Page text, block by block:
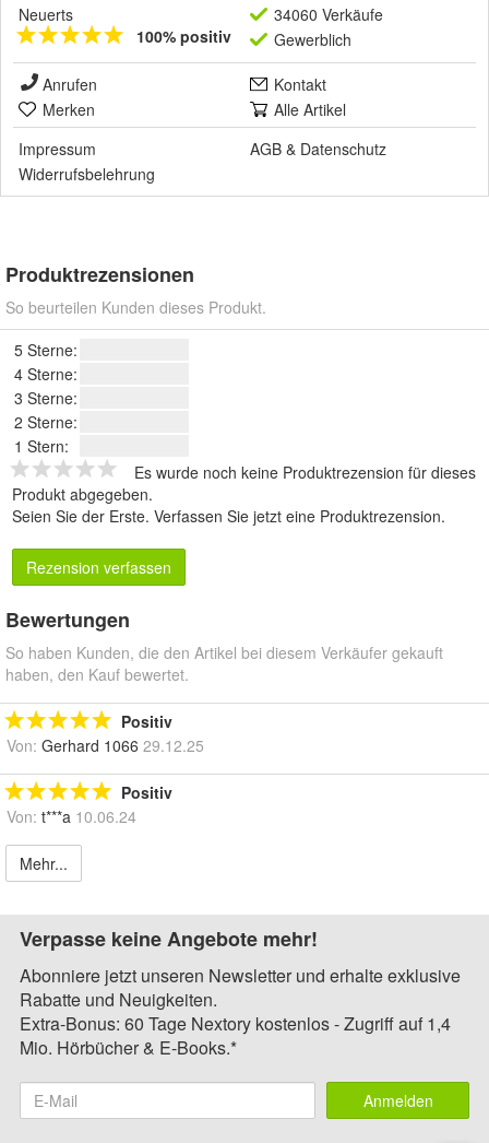
Neuerts
100% positiv
34060 Verkäufe
Gewerblich
Anrufen
Kontakt
Merken
Alle Artikel
Impressum
AGB & Datenschutz
Widerrufsbelehrung
Produktrezensionen
So beurteilen Kunden dieses Produkt.
5 Sterne:
4 Sterne:
3 Sterne:
2 Sterne:
1 Stern:
Es wurde noch keine Produktrezension für dieses
Produkt abgegeben.
Seien Sie der Erste. Verfassen Sie jetzt eine Produktrezension.
Rezension verfassen
Bewertungen
So haben Kunden, die den Artikel bei diesem Verkäufer gekauft
haben, den Kauf bewertet.
Positiv
Von: Gerhard 1066 29.12.25
Positiv
Von: t***a 10.06.24
Mehr...
Verpasse keine Angebote mehr!
Abonniere jetzt unseren Newsletter und erhalte exklusive
Rabatte und Neuigkeiten.
Extra-Bonus: 60 Tage Nextory kostenlos - Zugriff auf 1,4
Mio. Hörbücher & E-Books.*
Anmelden